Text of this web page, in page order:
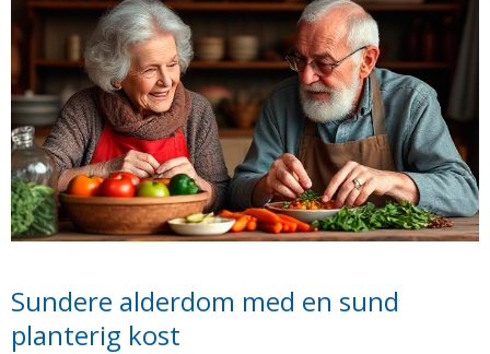
Sundere alderdom med en sund
planterig kost